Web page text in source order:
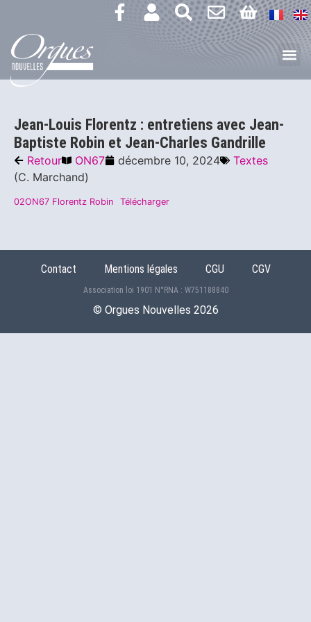
Jean-Louis Florentz : entretiens avec Jean-
Baptiste Robin et Jean-Charles Gandrille
Retour ON67 décembre 10, 2024
Textes
(C. Marchand)
02ON67 Florentz Robin Télécharger
©️ Orgues Nouvelles 2026
Association loi 1901 N°RNA : W751188840
Contact Mentions légales CGU CGV